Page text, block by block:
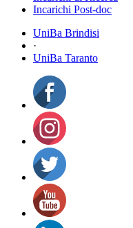
Incarichi Post-doc
UniBa Brindisi
·
UniBa Taranto